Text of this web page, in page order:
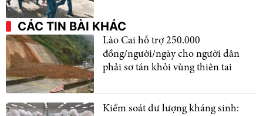
CÁC TIN BÀI KHÁC
Lào Cai hỗ trợ 250.000
đồng/người/ngày cho người dân
phải sơ tán khỏi vùng thiên tai
Kiểm soát dư lượng kháng sinh: